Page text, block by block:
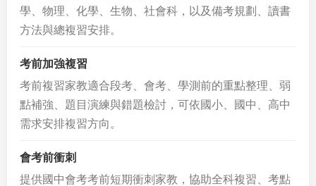
學、物理、化學、生物、社會科，以及備考規劃、讀書
方法與總複習安排。
考前加強複習
考前複習家教適合段考、會考、學測前的重點整理、弱
點補強、題目演練與錯題檢討，可依國小、國中、高中
需求安排複習方向。
會考前衝刺
提供國中會考考前短期衝刺家教，協助全科複習、考點